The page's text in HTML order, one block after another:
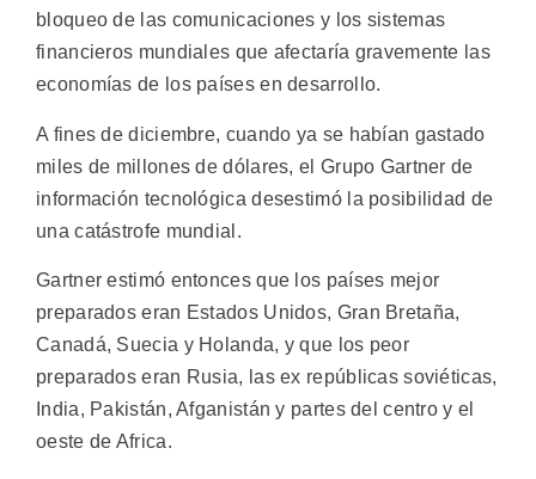
bloqueo de las comunicaciones y los sistemas
financieros mundiales que afectaría gravemente las
economías de los países en desarrollo.
A fines de diciembre, cuando ya se habían gastado
miles de millones de dólares, el Grupo Gartner de
información tecnológica desestimó la posibilidad de
una catástrofe mundial.
Gartner estimó entonces que los países mejor
preparados eran Estados Unidos, Gran Bretaña,
Canadá, Suecia y Holanda, y que los peor
preparados eran Rusia, las ex repúblicas soviéticas,
India, Pakistán, Afganistán y partes del centro y el
oeste de Africa.